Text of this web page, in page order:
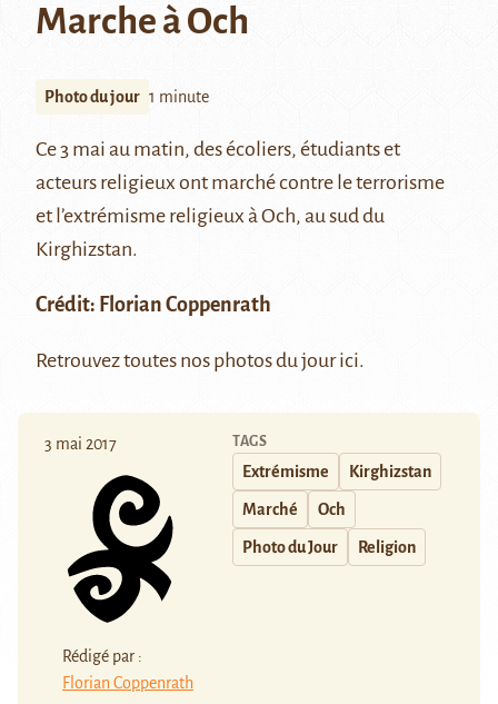
Marche à Och
Photo du jour 1 minute
Ce 3 mai au matin, des écoliers, étudiants et
acteurs religieux ont marché contre le terrorisme
et l’extrémisme religieux à Och, au sud du
Kirghizstan.
Crédit: Florian Coppenrath
Retrouvez toutes nos photos du jourici.
3 mai 2017
Rédigé par :
Florian Coppenrath
TAGS
Extrémisme Kirghizstan
Marché Och
Photo du Jour Religion